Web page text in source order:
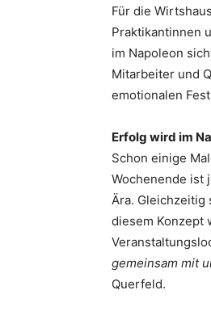
Für die
Praktikantinnen
im Napoleon
Mitarbeiter und
emotionalen
Erfolg wird im
Schon einige
Wochenende ist
Ära. Gleichzeitig
diesem Konzept
gemeinsam mit
Querfeld.